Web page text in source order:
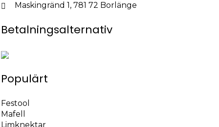
Maskingränd 1, 781 72 Borlänge
Betalningsalternativ
Populärt
Festool
Mafell
Limknektar